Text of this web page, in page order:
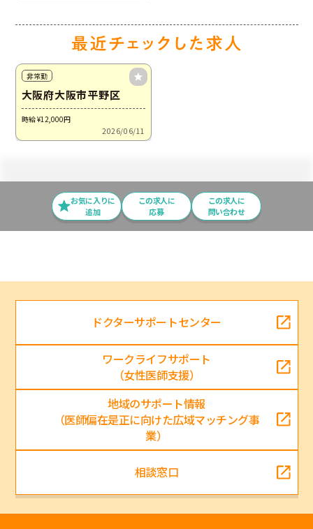
非常勤
大阪府大阪市平野区
時給 ¥12,000円
2026/06/11
お気に入りに
追加
この求⼈に
応募
この求人に
問い合わせ
ドクターサポートセンター
ワークライフサポート
（女性医師支援）
地域のサポート情報
（医師偏在是正に向けた広域マッチング事
業）
相談窓口